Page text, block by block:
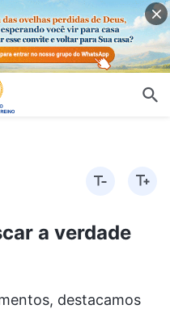
a verdade
destacamos